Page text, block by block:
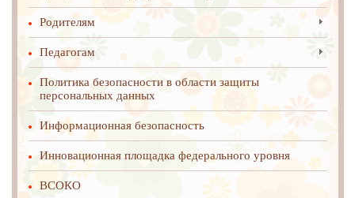
Родителям
Педагогам
Политика безопасности в области защиты
персональных данных
Информационная безопасность
Инновационная площадка федерального уровня
ВСОКО